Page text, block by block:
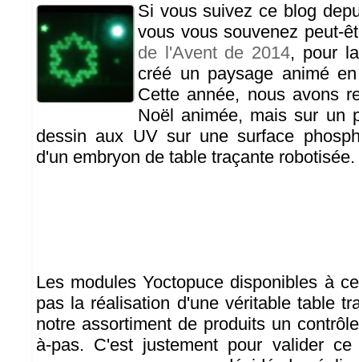
Si vous suivez ce blog
vous vous souvenez peut-
de l'Avent de 2014, pour
créé un paysage animé
Cette année, nous avons
Noël animée, mais sur un
dessin aux UV sur une surface
d'un embryon de table traçante robotisée.
Les modules Yoctopuce disponibles à
pas la réalisation d'une véritable table
notre assortiment de produits un
à-pas. C'est justement pour valider ce